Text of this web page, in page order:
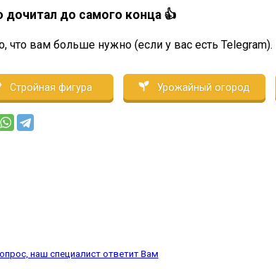
дочитал до самого конца 👍
что вам больше нужно (если у вас есть
Стройная фигура Урожайный огород
наш специалист ответит Вам